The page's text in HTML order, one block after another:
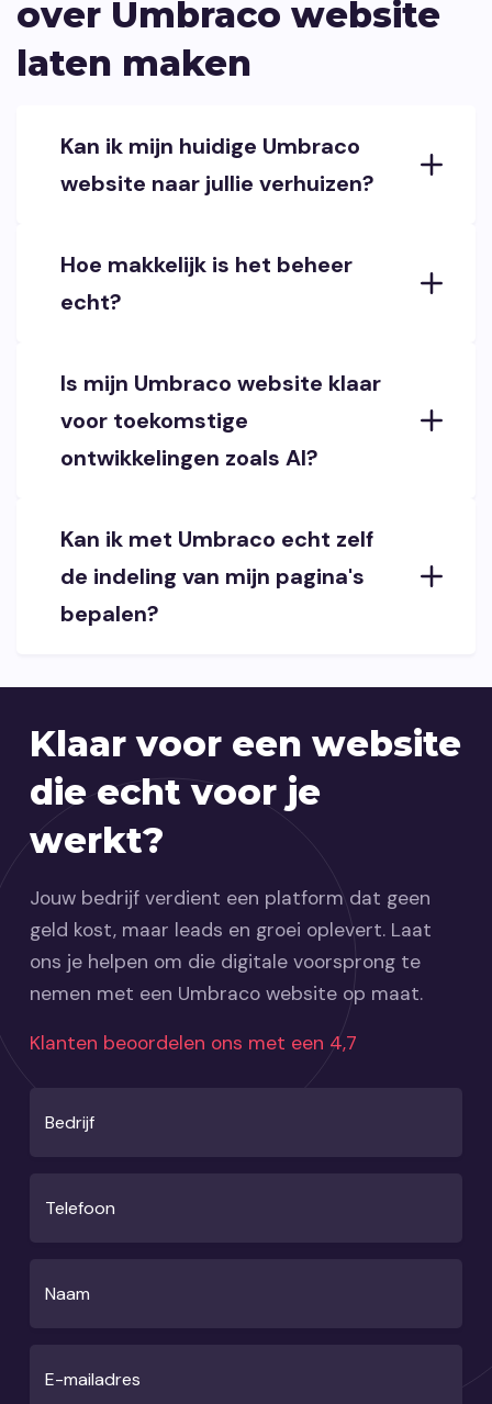
over Umbraco website
laten maken
Kan ik mijn huidige Umbraco
website naar jullie verhuizen?
Hoe makkelijk is het beheer
echt?
Is mijn Umbraco website klaar
voor toekomstige
ontwikkelingen zoals AI?
Kan ik met Umbraco echt zelf
de indeling van mijn pagina's
bepalen?
Klaar voor een website
die echt voor je
werkt?
Jouw bedrijf verdient een platform dat geen
geld kost, maar leads en groei oplevert. Laat
ons je helpen om die digitale voorsprong te
nemen met een Umbraco website op maat.
Klanten beoordelen ons met een 4,7
Bedrijf
Telefoon
Naam
E-mailadres